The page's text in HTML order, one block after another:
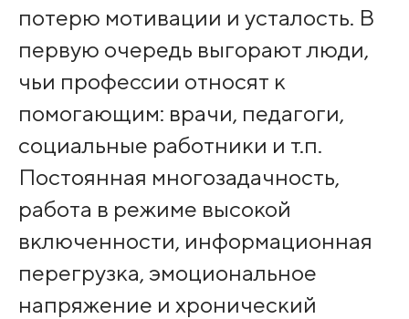
потерю мотивации и усталость. В
первую очередь выгорают люди,
чьи профессии относят к
помогающим: врачи, педагоги,
социальные работники и т.п.
Постоянная многозадачность,
работа в режиме высокой
включенности, информационная
перегрузка, эмоциональное
напряжение и хронический